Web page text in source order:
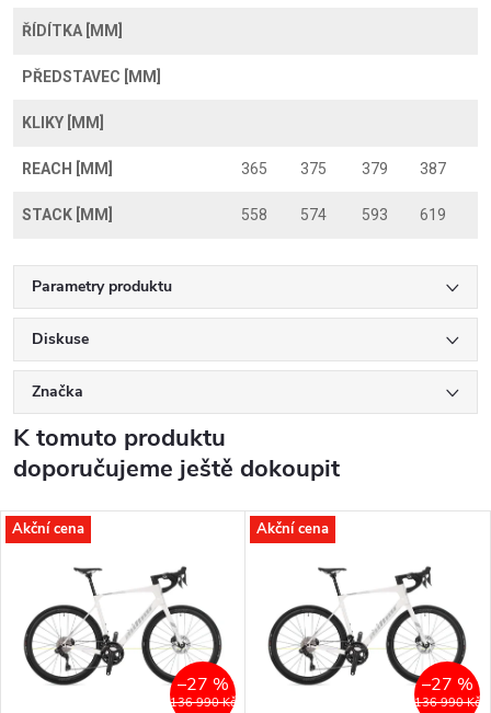
ŘÍDÍTKA [MM]
PŘEDSTAVEC [MM]
KLIKY [MM]
REACH [MM] 365 375 379 387
STACK [MM] 558 574 593 619
Parametry produktu
Diskuse
Značka
K tomuto produktu
doporučujeme ještě dokoupit
Akční cena
136 990 Kč
–27 %
Akční cena
136 990 Kč
–27 %